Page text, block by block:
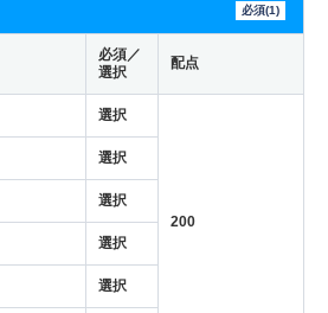
必須(1)
必須／
選択
配点
選択
200
選択
選択
選択
選択